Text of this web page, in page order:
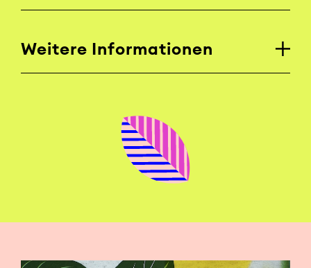
Weitere Informationen